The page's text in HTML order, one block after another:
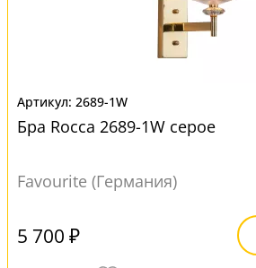
2689-1W
Бра Rocca 2689-1W серое
Favourite (Германия)
5 700 ₽